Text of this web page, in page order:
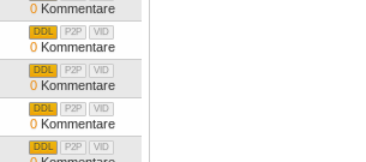
0 Kommentare
VID
P2P
DDL
0 Kommentare
VID
P2P
DDL
0 Kommentare
VID
P2P
DDL
0 Kommentare
VID
P2P
DDL